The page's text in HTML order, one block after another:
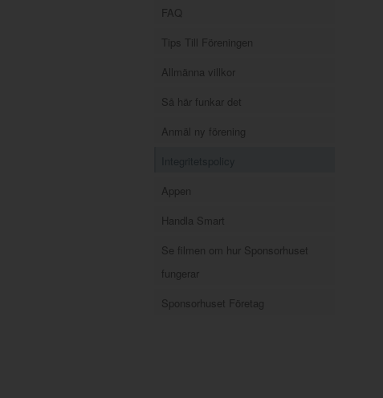
FAQ
Tips Till Föreningen
Allmänna villkor
Så här funkar det
Anmäl ny förening
Appen
Handla Smart
Se filmen om hur Sponsorhuset
fungerar
Sponsorhuset Företag